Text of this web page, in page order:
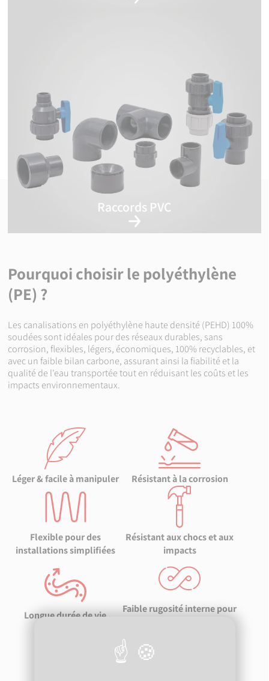
Raccords PVC
Vannes
Raccords
Pourquoi choisir le polyéthylène
(PE) ?
Les canalisations en polyéthylène haute densité (PEHD) 100%
soudées sont idéales pour des réseaux durables, sans
corrosion, flexibles, légers, économiques, 100% recyclables, et
avec un faible bilan carbone, assurant ainsi la fiabilité et la
qualité de l'eau transportée tout en réduisant les coûts et les
impacts environnementaux.
Léger & facile à manipuler Résistant à la corrosion
Flexible pour des
installations simplifiées
Résistant aux chocs et aux
impacts
Longue durée de vie
Faible rugosité interne pour